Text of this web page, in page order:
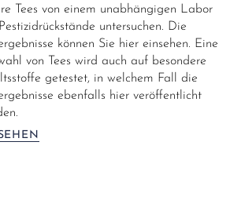
Tees von einem unabhängigen Labor
untersuchen. Die
können Sie hier einsehen. Eine
von Tees wird auch auf besondere
getestet, in welchem Fall die
ebenfalls hier veröffentlicht